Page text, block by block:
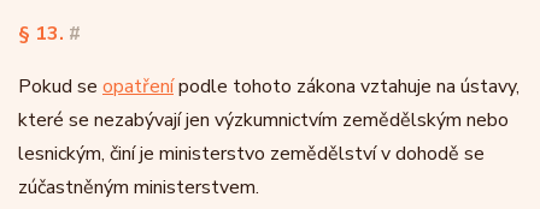
§ 13. #
Pokud se opatřenípodle tohoto zákona vztahuje na ústavy,
které se nezabývají jen výzkumnictvím zemědělským nebo
lesnickým, činí je ministerstvo zemědělství v dohodě se
zúčastněným ministerstvem.